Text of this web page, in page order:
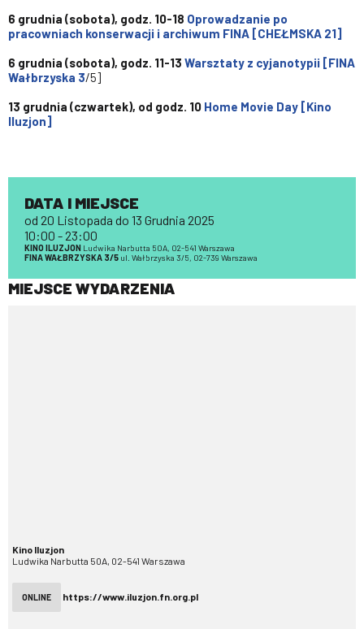
6 grudnia (sobota), godz. 10-18 Oprowadzanie po
pracowniach konserwacji i archiwum FINA [CHEŁMSKA 21]
6 grudnia (sobota), godz. 11-13 Warsztaty z cyjanotypii [FINA
Wałbrzyska 3/5]
13 grudnia (czwartek), od godz. 10 Home Movie Day [Kino
Iluzjon]
DATA I MIEJSCE
od 20 Listopada do 13 Grudnia 2025
10:00 - 23:00
KINO ILUZJON Ludwika Narbutta 50A, 02-541 Warszawa
FINA WAŁBRZYSKA 3/5 ul. Wałbrzyska 3/5, 02-739 Warszawa
MIEJSCE WYDARZENIA
Kino Iluzjon
Ludwika Narbutta 50A, 02-541 Warszawa
ONLINE https://www.iluzjon.fn.org.pl